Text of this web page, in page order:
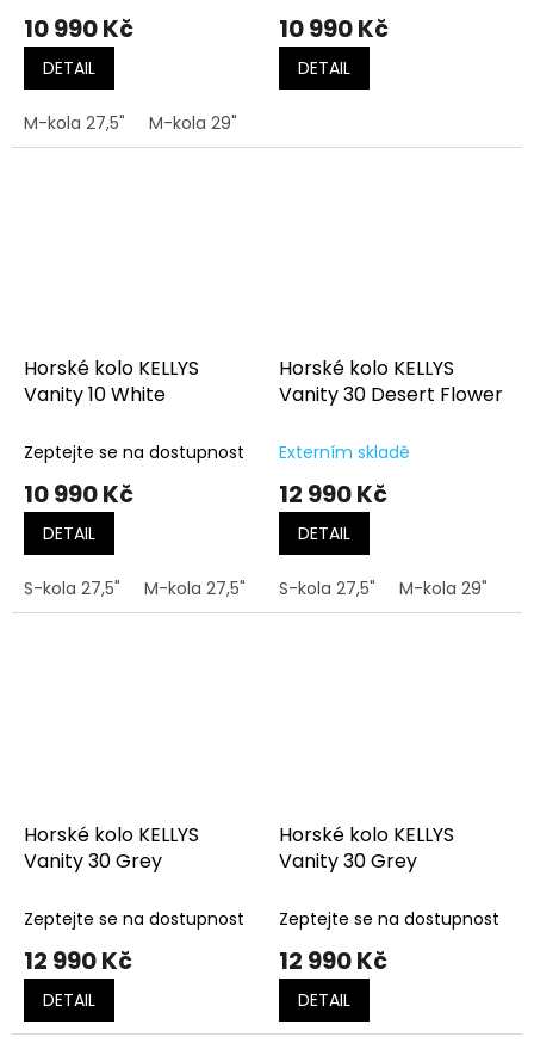
10 990 Kč
DETAIL
M-kola 27,5" M-kola 29"
10 990 Kč
DETAIL
Horské kolo KELLYS
Vanity 10 White
Zeptejte se na dostupnost
10 990 Kč
DETAIL
S-kola 27,5" M-kola 27,5" M-kola 29" L-kola 29"
Horské kolo KELLYS
Vanity 30 Desert Flower
Externím skladě
12 990 Kč
DETAIL
S-kola 27,5" M-kola 29"
Horské kolo KELLYS
Vanity 30 Grey
Zeptejte se na dostupnost
12 990 Kč
DETAIL
Horské kolo KELLYS
Vanity 30 Grey
Zeptejte se na dostupnost
12 990 Kč
DETAIL